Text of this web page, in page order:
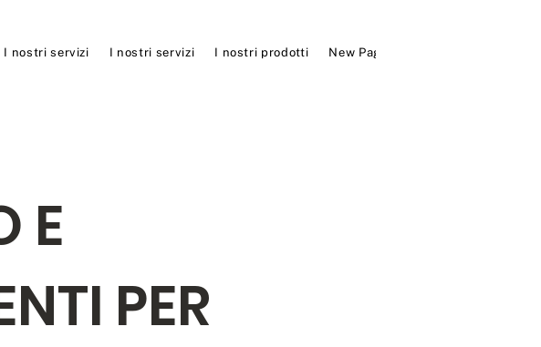
I nostri servizi I nostri servizi I nostri prodotti New Page
E
PER